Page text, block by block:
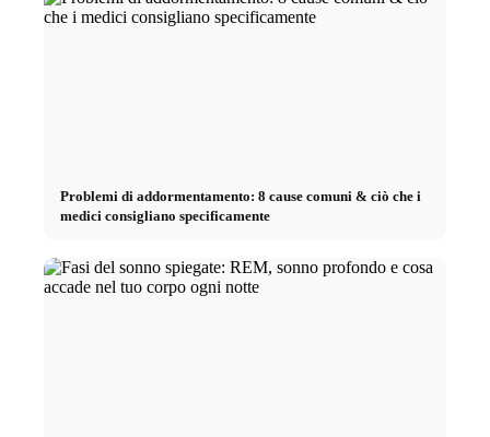
Problemi di addormentamento: 8 cause comuni & ciò che i
medici consigliano specificamente